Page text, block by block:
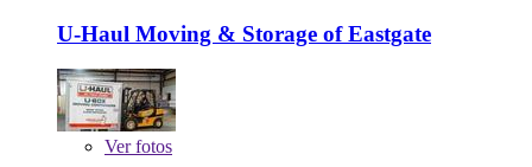
U-Haul Moving & Storage of Eastgate
Verfotos